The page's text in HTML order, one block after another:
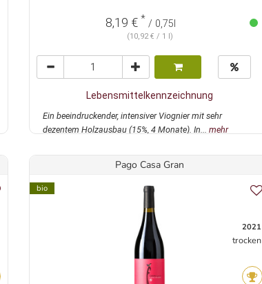
8,19 € * / 0,75l
(10,92 € / 1 l)
Lebensmittelkennzeichnung
Ein beeindruckender, intensiver Viognier mit sehr
dezentem Holzausbau (15%, 4 Monate). In... mehr
Pago Casa Gran
bio
2021
trocken